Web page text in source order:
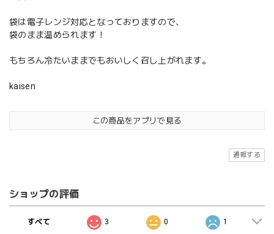
袋は電子レンジ対応となっておりますので、
袋のまま温められます！
もちろん冷たいままでもおいしく召し上がれます。
kaisen
この商品をアプリで見る
通報する
ショップの評価
すべて 3 0 1